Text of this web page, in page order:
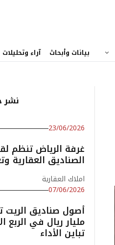
بيانات وأبحاث آراء وتحليلات
نشر
23/06/2026
غرفة الرياض تنظم
الصناديق العقارية
املاك العقارية
07/06/2026
تباين الأداء